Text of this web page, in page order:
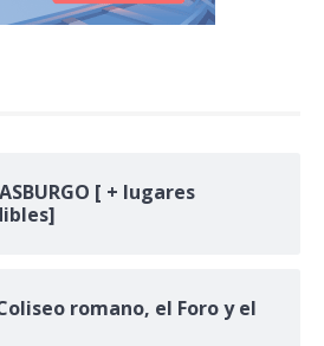
[ + lugares
romano, el Foro y el